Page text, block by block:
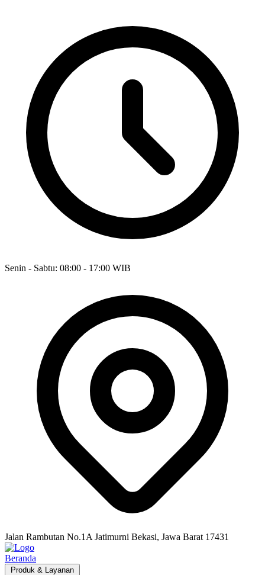
Senin - Sabtu: 08:00 - 17:00 WIB
Jalan Rambutan No.1A Jatimurni Bekasi, Jawa Barat 17431
Beranda
Produk & Layanan